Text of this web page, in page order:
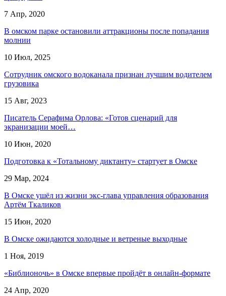
7 Апр, 2020
В омском парке остановили аттракционы после попадания
молнии
10 Июл, 2025
Сотрудник омского водоканала признан лучшим водителем
грузовика
15 Авг, 2023
Писатель Серафима Орлова: «Готов сценарий для
экранизации моей…
10 Июн, 2020
Подготовка к «Тотальному диктанту» стартует в Омске
29 Мар, 2024
В Омске ушёл из жизни экс-глава управления образования
Артём Ткаликов
15 Июн, 2020
В Омске ожидаются холодные и ветреные выходные
1 Ноя, 2019
«Библионочь» в Омске впервые пройдёт в онлайн-формате
24 Апр, 2020